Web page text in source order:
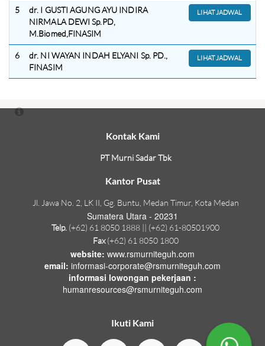
5
dr. I GUSTI AGUNG AYU INDIRA
NIRMALA DEWI Sp.PD,
M.Biomed,FINASIM
LIHAT JADWAL
6
dr. NI WAYAN INDAH ELYANI Sp. PD.,
FINASIM
LIHAT JADWAL
Kontak Kami
PT Murni Sadar Tbk
Kantor Pusat
Jl. Jawa No. 2, LK II, Gg. Buntu, Medan Timur, Kota Medan
Sumatera Utara - 20231
Telp. (+62) 61 8050 1888 || (+62) 61-80501900
Fax(+62) 61 8050 1800
website: www.rsmurniteguh.com
email: informasi-corporate@rsmurniteguh.com
informasi lowongan pekerjaan :
humanresources@rsmurniteguh.com
Ikuti Kami